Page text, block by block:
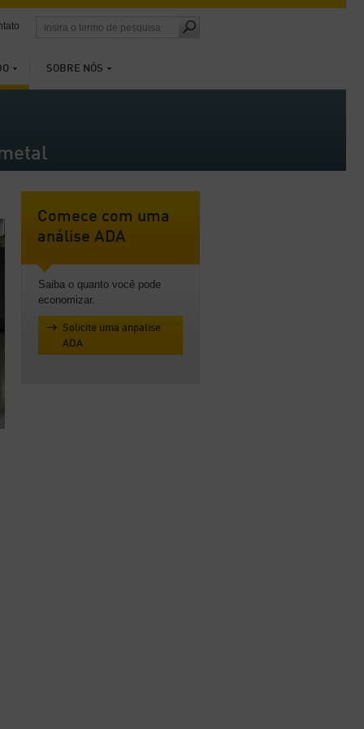
SOBRE NÓS
Comece com uma
análise ADA
Saiba o quanto você pode
economizar.
Solicite uma anpalise
ADA